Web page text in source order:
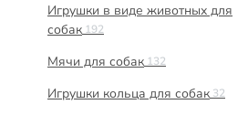
Игрушки в виде животных для
собак 192
Мячи для собак 132
Игрушки кольца для собак 32